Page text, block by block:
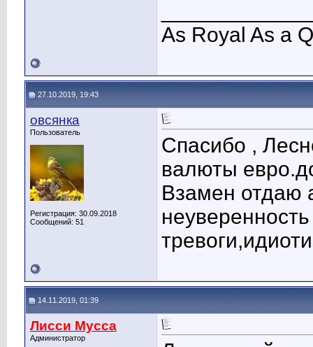
As Royal As a
27.10.2019, 19:43
овсянка
Пользователь
Регистрация: 30.09.2018
Сообщений: 51
Спасибо ,
валюты
Взамен отдаю
14.11.2019, 01:39
Лисси Мусса
Администратор